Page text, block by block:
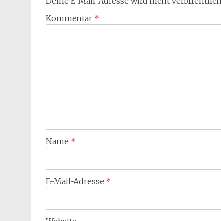
Kommentar *
Name *
E-Mail-Adresse *